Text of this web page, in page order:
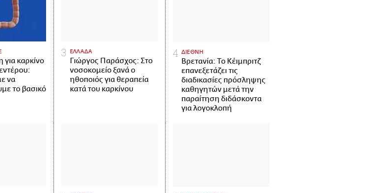
για καρκίνο
να
το βασικό
ΕΛΛΑΔΑ
Γιώργος Παράσχος: Στο
νοσοκομείο ξανά ο
ηθοποιός για θεραπεία
κατά του καρκίνου
ΔΙΕΘΝΗ
Βρετανία: Το Κέιμπριτζ
επανεξετάζει τις
διαδικασίες πρόσληψης
καθηγητών μετά την
παραίτηση διδάσκοντα
για λογοκλοπή